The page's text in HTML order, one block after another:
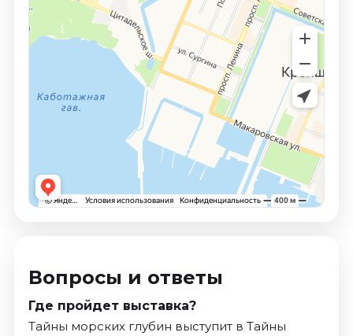
Вопросы и ответы
Где пройдет выставка?
Тайны морских глубин выступит в Тайны